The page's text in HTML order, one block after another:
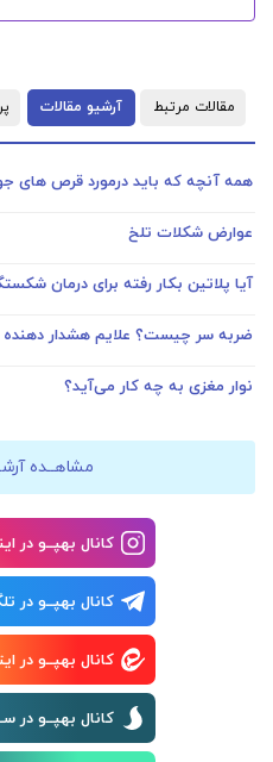
مقالات مرتبط آرشیو مقالات
همه آنچه که باید درمورد قرص های
عوارض شکلات تلخ
آیا پلاتین بکار رفته برای درمان
ضربه سر چیست؟ علایم هشدار
نوار مغزی به چه کار می‌آید؟
مشاهــده
کانال بهپــو در
کانال بهپــو در
کانال بهپــو در
کانال بهپــو در